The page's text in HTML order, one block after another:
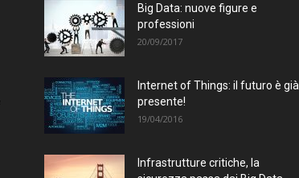
Big Data: nuove figure e
professioni
20/09/2017
Internet of Things: il futuro è già
presente!
19/04/2016
Infrastrutture critiche, la